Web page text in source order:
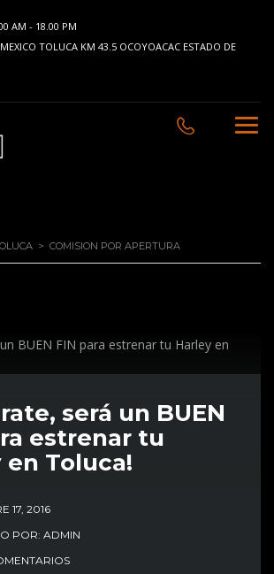
AM - 18.00 PM
MEXICO TOLUCA KM 43.5 OCOYOACAC ESTADO DE
> COMISION POR APERTURA
será un BUEN
estrenar tu
en Toluca!
17, 2016
POR: ADMIN